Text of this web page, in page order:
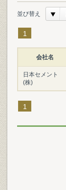
並び替え
1
会社名
日本セメント
(株)
1